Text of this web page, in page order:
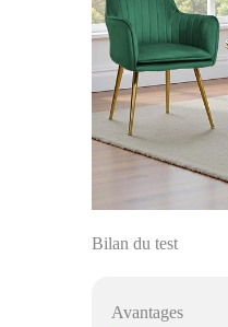
Bilan du test
Avantages